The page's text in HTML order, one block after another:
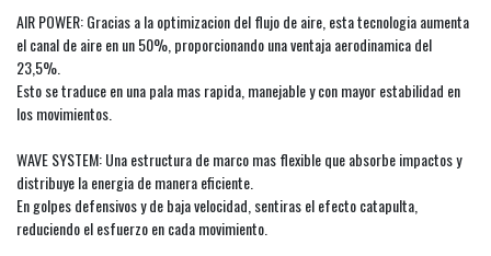
AIR POWER: Gracias a la optimizacion del flujo de aire, esta tecnologia aumenta
el canal de aire en un 50%, proporcionando una ventaja aerodinamica del
23,5%.
Esto se traduce en una pala mas rapida, manejable y con mayor estabilidad en
los movimientos.
WAVE SYSTEM: Una estructura de marco mas flexible que absorbe impactos y
distribuye la energia de manera eficiente.
En golpes defensivos y de baja velocidad, sentiras el efecto catapulta,
reduciendo el esfuerzo en cada movimiento.